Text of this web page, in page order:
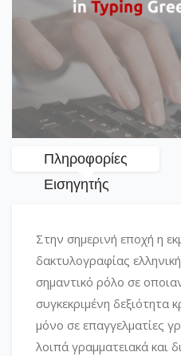
Πληροφορίες
Εισηγητής
Στην σημερινή εποχή η
δακτυλογραφίας
σημαντικό ρόλο σε
συγκεκριμένη δεξιότητα
μόνο σε επαγγελματίες
λοιπά γραμματειακά και